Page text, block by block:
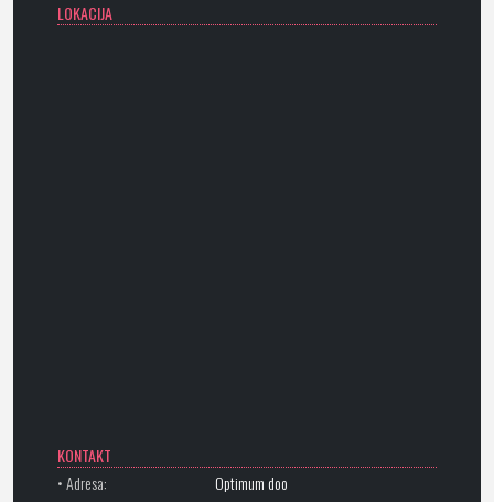
LOKACIJA
KONTAKT
• Adresa:
Optimum doo